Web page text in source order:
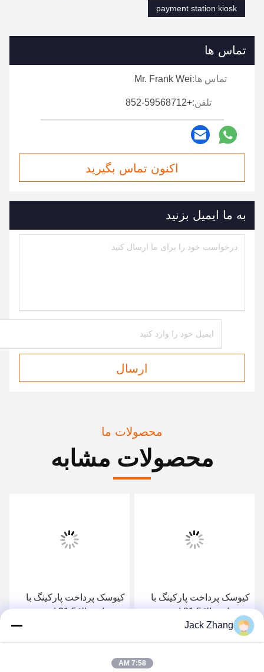
payment station kiosk
تماس ها
تماس ها:Mr. Frank Wei
تلفن:+852-59568712
اکنون تماس بگیرید
به ما ایمیل بزنید
ارسال
محصولات ما
محصولات مشابه
کیوسک پرداخت پارکینگ با
روشنایی بالا 21.5 اینچ
پرداخت نقدی Ip65 ضد آب
بهترین قیمت را دریافت کنید
کیوسک پرداخت پارکینگ با
روشنایی بالا 21.5 اینچ
بهترین قیمت را دریافت کنید
Jack Zhang
7:58 AM